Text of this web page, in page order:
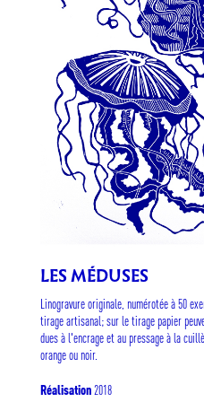
LES MÉDUSES
Linogravure originale, numérotée à 50
tirage artisanal; sur le tirage papier
dues à l'encrage et au pressage à la
orange ou noir.
Réalisation2018